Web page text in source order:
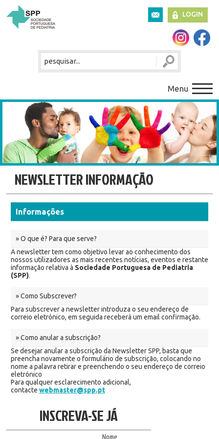
LOGIN
Menu
NEWSLETTER INFORMAÇÃO
Informações
» O que é? Para que serve?
A newsletter tem como objetivo levar ao conhecimento dos
nossos utilizadores as mais recentes notícias, eventos e restante
informação relativa à Sociedade Portuguesa de Pediatria
(SPP).
» Como Subscrever?
Para subscrever a newsletter introduza o seu endereço de
correio eletrónico, em seguida receberá um email confirmação.
» Como anular a subscrição?
Se desejar anular a subscrição da Newsletter SPP, basta que
preencha novamente o formulário de subscrição, colocando no
nome a palavra retirar e preenchendo o seu endereço de correio
eletrónico
Para qualquer esclarecimento adicional,
contacte webmaster@spp.pt
INSCREVA-SE JÁ
Nome